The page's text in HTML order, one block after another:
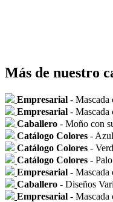
Más de nuestro
Empresarial - Mascada
Empresarial - Mascada
Caballero - Moño con
Catálogo Colores -
Catálogo Colores -
Catálogo Colores -
Empresarial - Mascada
Caballero - Diseños
Empresarial - Mascada